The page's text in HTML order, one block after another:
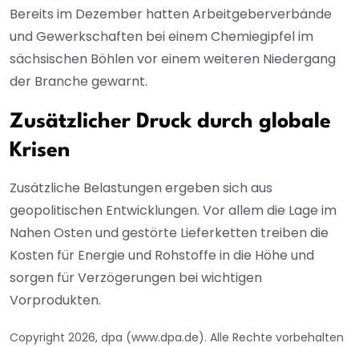
Bereits im Dezember hatten Arbeitgeberverbände
und Gewerkschaften bei einem Chemiegipfel im
sächsischen Böhlen vor einem weiteren Niedergang
der Branche gewarnt.
Zusätzlicher Druck durch globale
Krisen
Zusätzliche Belastungen ergeben sich aus
geopolitischen Entwicklungen. Vor allem die Lage im
Nahen Osten und gestörte Lieferketten treiben die
Kosten für Energie und Rohstoffe in die Höhe und
sorgen für Verzögerungen bei wichtigen
Vorprodukten.
Copyright 2026, dpa (www.dpa.de). Alle Rechte vorbehalten